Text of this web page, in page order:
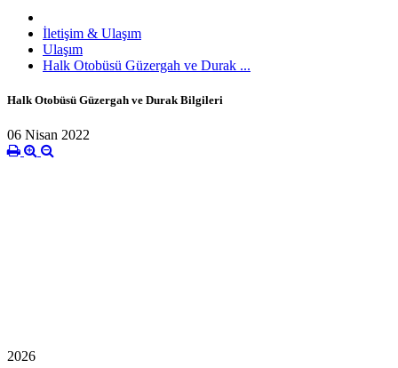
İletişim & Ulaşım
Ulaşım
Halk Otobüsü Güzergah ve Durak ...
Halk Otobüsü Güzergah ve Durak Bilgileri
06 Nisan 2022
2026